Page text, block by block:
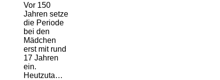
Vor 150
Jahren setze
die Periode
bei den
Mädchen
erst mit rund
17 Jahren
ein.
Heutzuta…